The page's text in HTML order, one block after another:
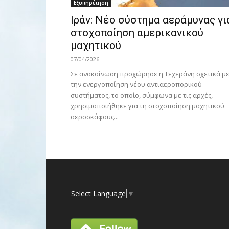
Εξυπηρέτηση
Ιράν: Νέο σύστημα αεράμυνας
στοχοποίηση αμερικανικού
μαχητικού
07/04/2026
Σε ανακοίνωση προχώρησε η Τεχεράνη σχετικά με
την ενεργοποίηση νέου αντιαεροπορικού
συστήματος, το οποίο, σύμφωνα με τις αρχές,
χρησιμοποιήθηκε για τη στοχοποίηση μαχητικού
αεροσκάφους...
Select Language ▼